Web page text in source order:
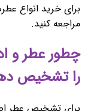
برای خرید انواع
مراجعه کنید.
را تشخیص